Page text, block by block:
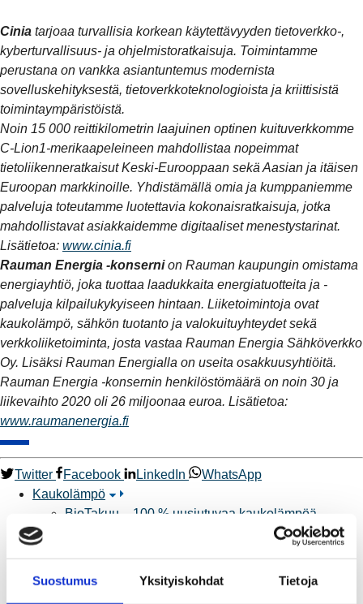
Suostumus Yksityiskohdat Tietoja
Cinia tarjoaa turvallisia korkean käytettävyyden tietoverkko-,
kyberturvallisuus- ja ohjelmistoratkaisuja. Toimintamme
perustana on vankka asiantuntemus modernista
sovelluskehityksestä, tietoverkkoteknologioista ja kriittisistä
toimintaympäristöistä.
Noin 15 000 reittikilometrin laajuinen optinen kuituverkkomme
C-Lion1-merikaapeleineen mahdollistaa nopeimmat
tietoliikenneratkaisut Keski-Eurooppaan sekä Aasian ja itäisen
Euroopan markkinoille. Yhdistämällä omia ja kumppaniemme
palveluja toteutamme luotettavia kokonaisratkaisuja, jotka
mahdollistavat asiakkaidemme digitaaliset menestystarinat.
Lisätietoa: www.cinia.fi
Rauman Energia -konsernion Rauman kaupungin omistama
energiayhtiö, joka tuottaa laadukkaita energiatuotteita ja -
palveluja kilpailukykyiseen hintaan. Liiketoimintoja ovat
kaukolämpö, sähkön tuotanto ja valokuituyhteydet sekä
verkkoliiketoiminta, josta vastaa Rauman Energia Sähköverkko
Oy. Lisäksi Rauman Energialla on useita osakkuusyhtiöitä.
Rauman Energia -konsernin henkilöstömäärä on noin 30 ja
liikevaihto 2020 oli 26 miljoonaa euroa. Lisätietoa:
www.raumanenergia.fi
Twitter Facebook LinkedIn
WhatsApp
Kaukolämpö
BioTakuu – 100 % uusiutuvaa kaukolämpöä
Kaukolämpöverkon viasta ilmoittaminen